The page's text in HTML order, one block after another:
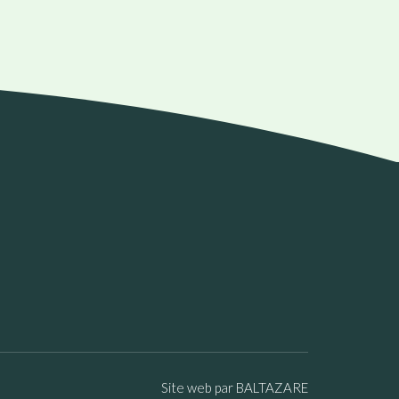
Site web par BALTAZARE